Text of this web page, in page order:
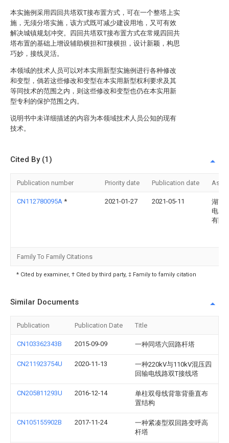
本实施例采用四回共塔双T接布置方式，可在一个整塔上实
施，无须分塔实施，该方式既可减少建设用地，又可有效
解决城镇规划冲突。四回共塔双T接布置方式在常规四回共
塔布置的基础上增设辅助横担和T接横担，设计新颖，构思
巧妙，接线灵活。
本领域的技术人员可以对本实用新型实施例进行各种修改
和变型，倘若这些修改和变型在本实用新型权利要求及其
等同技术的范围之内，则这些修改和变型也仍在本实用新
型专利的保护范围之内。
说明书中未详细描述的内容为本领域技术人员公知的现有
技术。
Cited By (1)
Publication number Priority date Publication date
CN112780095A * 2021-01-27 2021-05-11
湖南
电力
有限
Family To Family Citations
* Cited by examiner, † Cited by third party, ‡ Family to family citation
Similar Documents
Publication Publication Date Title
CN103362343B 2015-09-09 一种同塔六回路杆塔
CN211923754U 2020-11-13
一种220kV与110kV混压四
回输电线路双T接线塔
CN205811293U 2016-12-14
单柱双母线背靠背垂直布
置结构
CN105155902B 2017-11-24
一种紧凑型双回路变呼高
杆塔